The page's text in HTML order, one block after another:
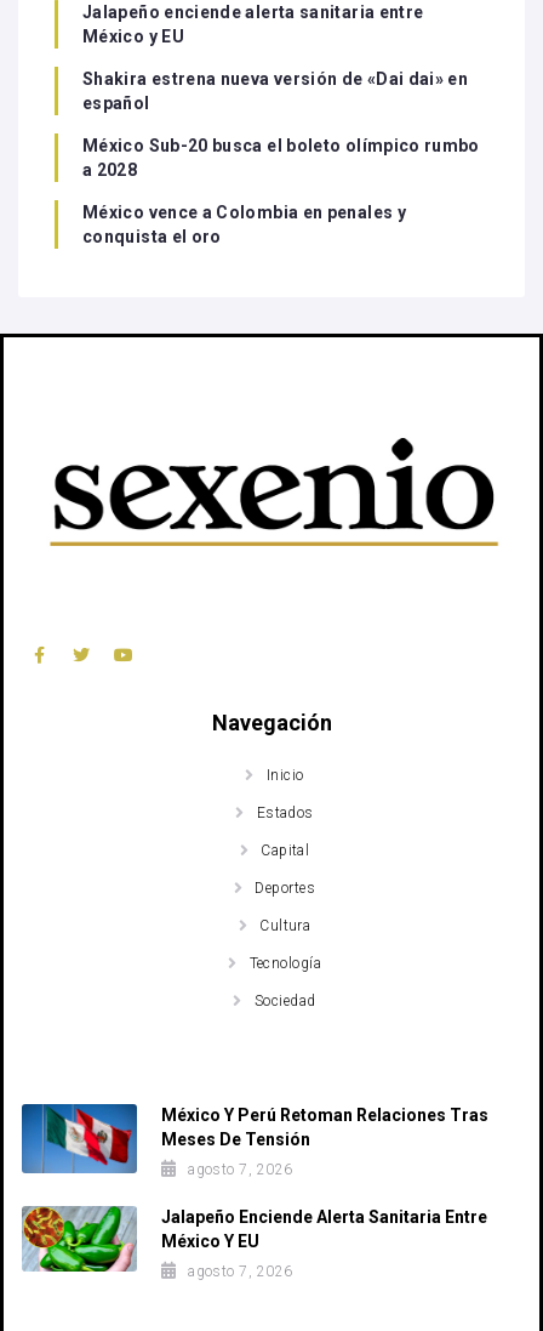
Jalapeño enciende alerta sanitaria entre
México y EU
Shakira estrena nueva versión de «Dai dai» en
español
México Sub-20 busca el boleto olímpico rumbo
a 2028
México vence a Colombia en penales y
conquista el oro
Navegación
Inicio
Estados
Capital
Deportes
Cultura
Tecnología
Sociedad
México Y Perú Retoman Relaciones Tras
Meses De Tensión
agosto 7, 2026
Jalapeño Enciende Alerta Sanitaria Entre
México Y EU
agosto 7, 2026